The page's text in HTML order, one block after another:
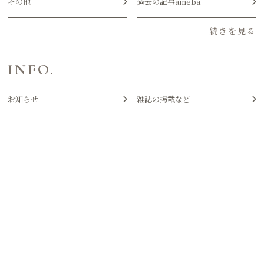
INFO.
お知らせ 雑誌の掲載など